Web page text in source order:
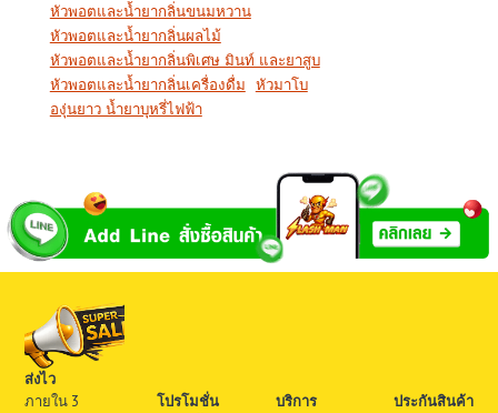
ประเภท ได้แก่ส่งด่วนผ่านไลน์แมน
และเก็บเงินปลายทาง(สำหรับสินค้าบางรายการ) โดยผู้สั่ง
ซื้อต้องเป็นผู้ดำเนินการชำระค่าจัดส่งด้วยตนเองตาม
ระยะทางจริงไม่บวกเพิ่ม
บัญชี หรือ QRCODE Payment โดยทำรายการผ่านข้อมูล
ธนาคารบัญชีรับเงินที่เราส่งมอบให้ หรือ ชำระเงินด้วยคริ
ปโตเคอร์เรนซี่ โดยทำรายการผ่านข้อมูลบัญชี Digital
Walltet ที่เรามอบให้
หัวพอตและน้ำยากลิ่นขนมหวาน
หัวพอตและน้ำยากลิ่นผลไม้
หัวพอตและน้ำยากลิ่นพิเศษ มินท์ และยาสูบ
หัวพอตและน้ำยากลิ่นเครื่องดื่ม หัวมาโบ
องุ่นยาว น้ำยาบุหรี่ไฟฟ้า
ส่งไว
ภายใน 3
โปรโมชั่น
บริการ
ประกันสินค้า